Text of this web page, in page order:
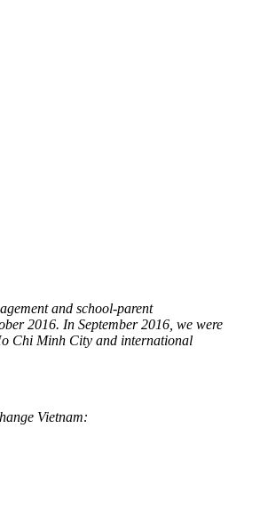
and school-parent
2016. In September 2016, we were
Chi Minh City and international
Vietnam: